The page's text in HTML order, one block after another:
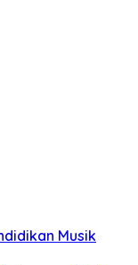
Musik